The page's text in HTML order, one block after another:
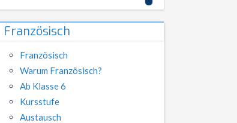
Französisch
Französisch
Warum Französisch?
Ab Klasse 6
Kursstufe
Austausch